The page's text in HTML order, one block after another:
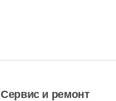
Сервис и ремонт